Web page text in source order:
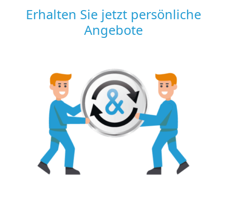
Erhalten Sie jetzt persönliche
Angebote